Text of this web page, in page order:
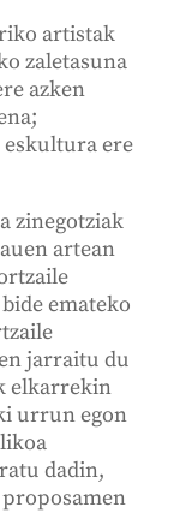
artistak
zaletasuna
azken
eskultura ere
zinegotziak
artean
emateko
jarraitu du
elkarrekin
urrun egon
dadin,